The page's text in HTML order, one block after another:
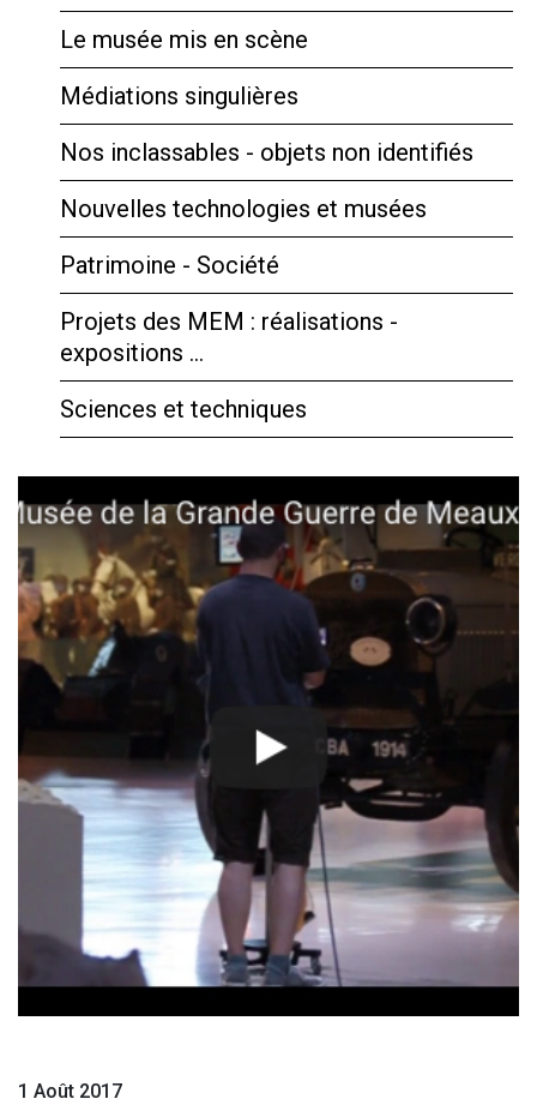
Le musée mis en scène
Médiations singulières
Nos inclassables - objets non identifiés
Nouvelles technologies et musées
Patrimoine - Société
Projets des MEM : réalisations -
expositions …
Sciences et techniques
1 Août 2017